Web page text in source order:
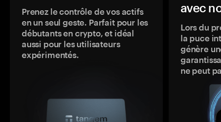
Prenez le contrôle de vos actifs
en un seul geste. Parfait pour les
débutants en crypto, et idéal
aussi pour les utilisateurs
expérimentés.
avec
Lors du
la puce
génère
ne peut